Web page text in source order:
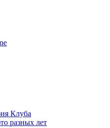
Клуба
разных лет